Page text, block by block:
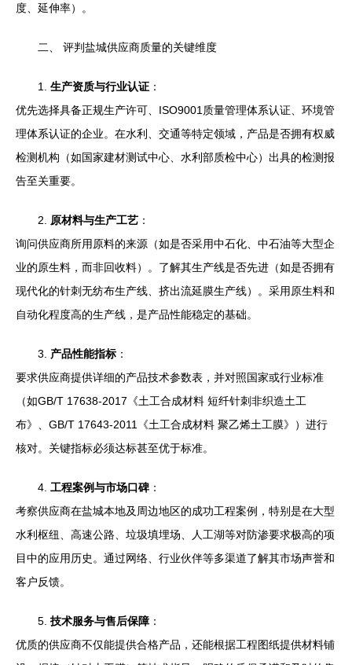
度、延伸率）。
二、 评判盐城供应商质量的关键维度
1. 生产资质与行业认证 ：
优先选择具备正规生产许可、ISO9001质量管理体系认证、环境管
理体系认证的企业。在水利、交通等特定领域，产品是否拥有权威
检测机构（如国家建材测试中心、水利部质检中心）出具的检测报
告至关重要。
2. 原材料与生产工艺 ：
询问供应商所用原料的来源（如是否采用中石化、中石油等大型企
业的原生料，而非回收料）。了解其生产线是否先进（如是否拥有
现代化的针刺无纺布生产线、挤出流延膜生产线）。采用原生料和
自动化程度高的生产线，是产品性能稳定的基础。
3. 产品性能指标 ：
要求供应商提供详细的产品技术参数表，并对照国家或行业标准
（如GB/T 17638-2017《土工合成材料 短纤针刺非织造土工
布》、GB/T 17643-2011《土工合成材料 聚乙烯土工膜》）进行
核对。关键指标必须达标甚至优于标准。
4. 工程案例与市场口碑 ：
考察供应商在盐城本地及周边地区的成功工程案例，特别是在大型
水利枢纽、高速公路、垃圾填埋场、人工湖等对防渗要求极高的项
目中的应用历史。通过网络、行业伙伴等多渠道了解其市场声誉和
客户反馈。
5. 技术服务与售后保障 ：
优质的供应商不仅能提供合格产品，还能根据工程图纸提供材料铺